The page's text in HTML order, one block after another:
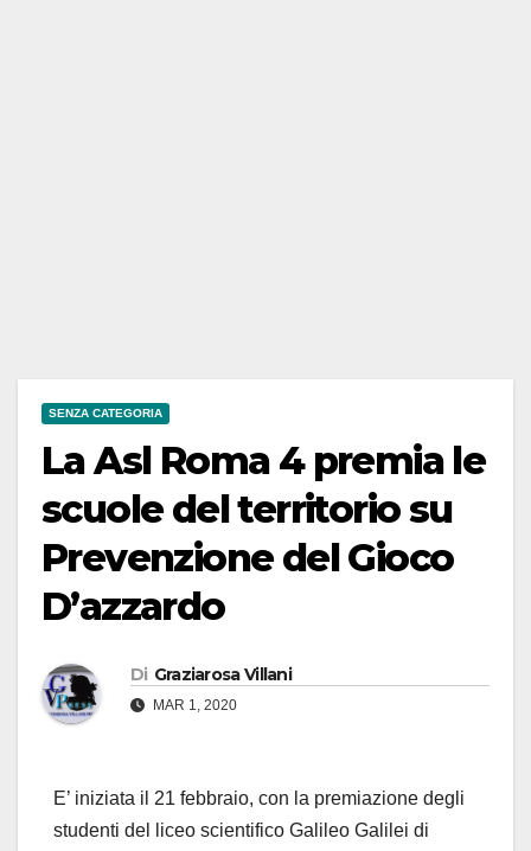
SENZA CATEGORIA
La Asl Roma 4 premia le
scuole del territorio su
Prevenzione del Gioco
D’azzardo
Di Graziarosa Villani
MAR 1, 2020
E’ iniziata il 21 febbraio, con la premiazione degli
studenti del liceo scientifico Galileo Galilei di